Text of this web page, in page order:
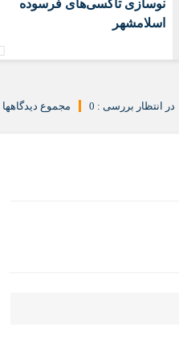
نوسازی تاکسی‌های فرسوده
اسلامشهر
مجموع دیدگاهها در انتظار بررسی : 0